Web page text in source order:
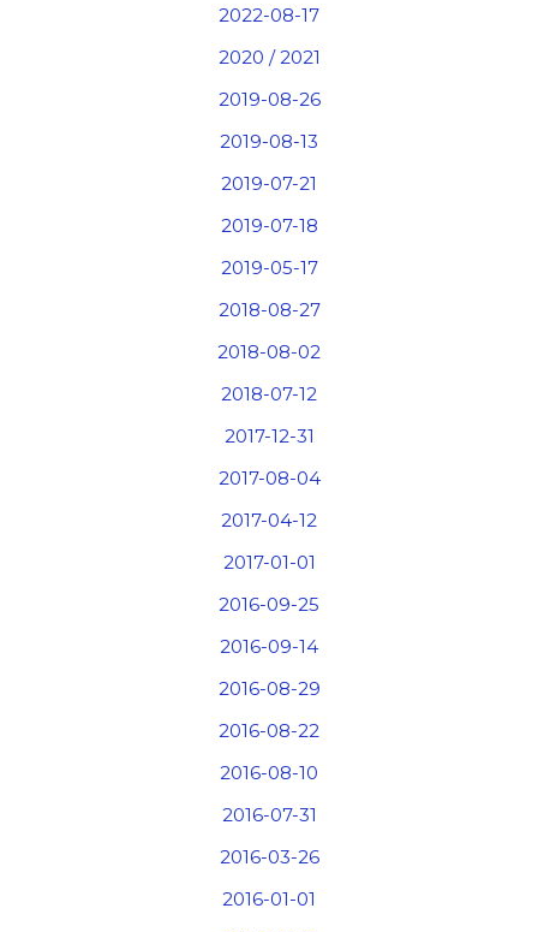
2022-08-17
2020 / 2021
2019-08-26
2019-08-13
2019-07-21
2019-07-18
2019-05-17
2018-08-27
2018-08-02
2018-07-12
2017-12-31
2017-08-04
2017-04-12
2017-01-01
2016-09-25
2016-09-14
2016-08-29
2016-08-22
2016-08-10
2016-07-31
2016-03-26
2016-01-01